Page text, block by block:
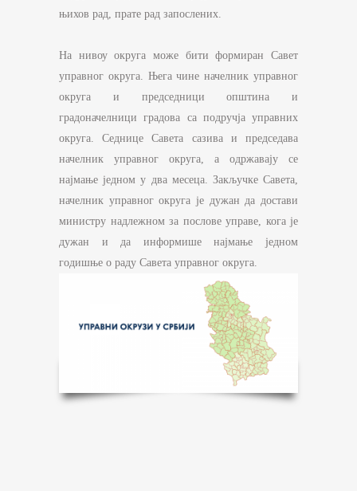
њихов рад, прате рад запослених.
На нивоу округа може бити формиран Савет
управног округа. Њега чине начелник управног
округа и председници општина и
градоначелници градова са подручја управних
округа. Седнице Савета сазива и председава
начелник управног округа, а одржавају се
најмање једном у два месеца. Закључке Савета,
начелник управног округа је дужан да достави
министру надлежном за послове управе, кога је
дужан и да информише најмање једном
годишње о раду Савета управног округа.